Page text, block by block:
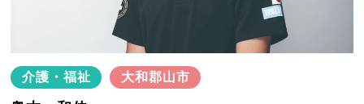
介護・福祉 大和郡山市